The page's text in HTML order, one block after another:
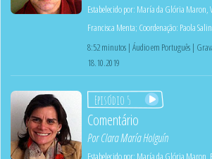
Estabelecido por: María da Glória Maron
Francisca Menta; Coordenação: Paola
8:52 minutos | Áudio em Português |
18.10.2019
Episódio 5
Comentário
PorClara María Holguín
Estabelecido por: María da Glória Maron